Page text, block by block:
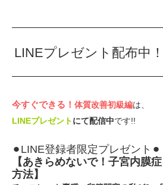
LINEプレゼント配布中！
今すぐできる！⁡ 体質改善初級編は、
LINEプレゼントにて配信中です!!
⚫︎LINE登録者限定プレゼント⚫︎
【あきらめないで！子宮内膜
方法】⁡